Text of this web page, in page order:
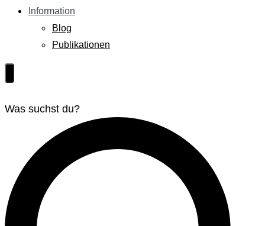
Information
Blog
Publikationen
Was suchst du?